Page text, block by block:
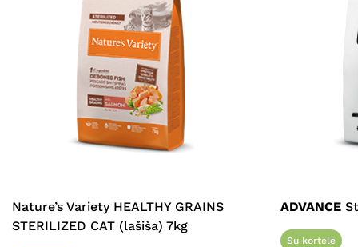
Nature’s Variety HEALTHY GRAINS
STERILIZED CAT (lašiša) 7kg
ADVANCE
Su kortele